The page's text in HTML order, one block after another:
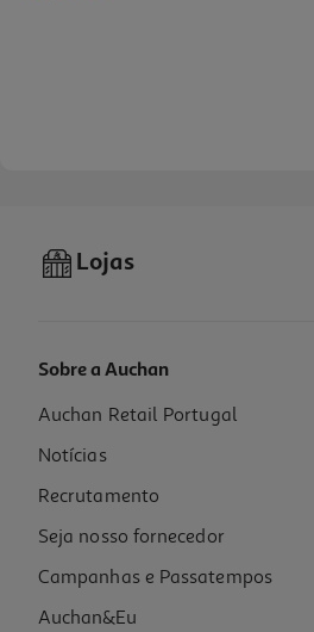
Cabo Qilive G4218018 Usb2.0 Ma-F A
11.99 €/un
11,99 €
Lojas
Sobre a Auchan
Auchan Retail Portugal
Notícias
Recrutamento
Seja nosso fornecedor
Campanhas e Passatempos
Auchan&Eu